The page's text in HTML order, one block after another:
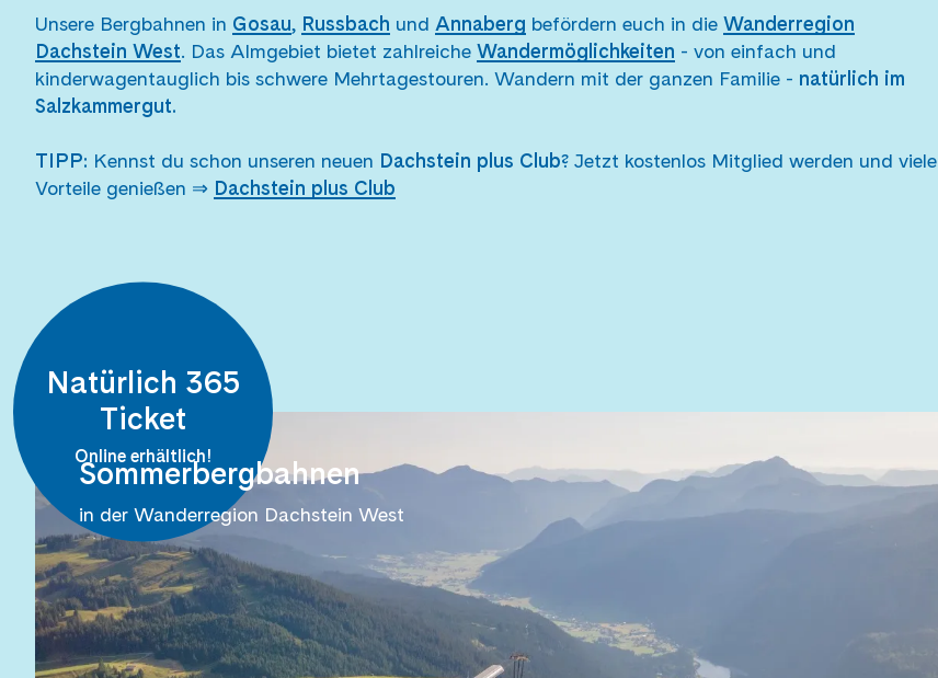
Unsere Bergbahnen in Gosau, Russbach und Annaberg befördern euch in die Wanderregion
Dachstein West. Das Almgebiet bietet zahlreiche Wandermöglichkeiten - von einfach und
kinderwagentauglich bis schwere Mehrtagestouren. Wandern mit der ganzen Familie - natürlich im
Salzkammergut.
TIPP: Kennst du schon unseren neuen Dachstein plus Club? Jetzt kostenlos Mitglied werden und viele
Vorteile genießen ⇒ Dachstein plus Club
Natürlich 365
Ticket
Online erhältlich!
Sommerbergbahnen
in der Wanderregion Dachstein West